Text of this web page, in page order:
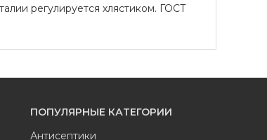
регулируется хлястиком. ГОСТ
ПОПУЛЯРНЫЕ КАТЕГОРИИ
Антисептики